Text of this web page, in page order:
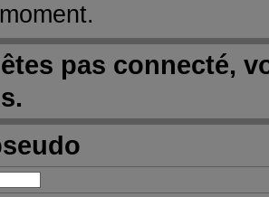
pas connecté,